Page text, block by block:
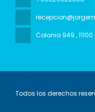
Colonia 949 ,
Todos los derechos